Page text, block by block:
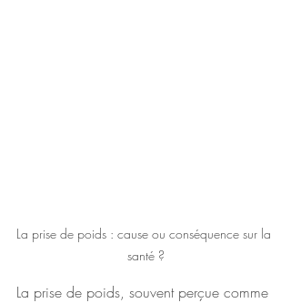
La prise de poids : cause ou conséquence sur la
santé ?
La prise de poids, souvent perçue comme